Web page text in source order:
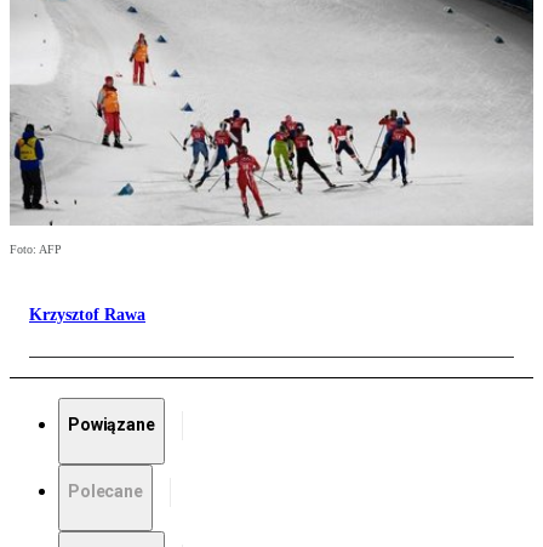
Foto: AFP
Krzysztof Rawa
Powiązane
Polecane